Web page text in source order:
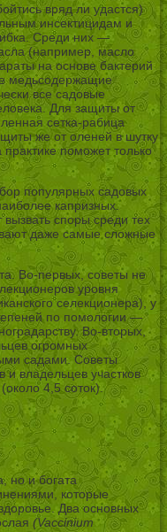
вряд ли удастся)
инсектицидам и
Среди них —
(например, масло
на основе бактерий
медьсодержащие
все садовые
Для защиты от
сетка-рабица
же от оленей в шутку
поможет только
популярных садовых
капризных.
споры среди тех
даже самые сложные
Во-первых, советы не
уровня
селекционера), у
по помологии —
Во-вторых,
огромных
садами. Советы
владельцев участков
4,5 соток).
но и богата
которые
Два основных
(Vaccinium